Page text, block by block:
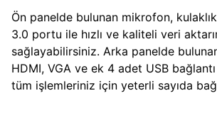
Ön panelde bulunan mikrofon,
3.0 portu ile hızlı ve kaliteli veri
sağlayabilirsiniz. Arka panelde
HDMI, VGA ve ek 4 adet USB
tüm işlemleriniz için yeterli sayıda